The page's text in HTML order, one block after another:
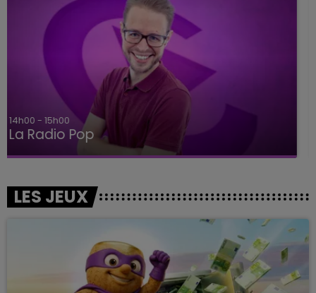
15h00 - 19h00
Le Club Champagne FM
LES JEUX